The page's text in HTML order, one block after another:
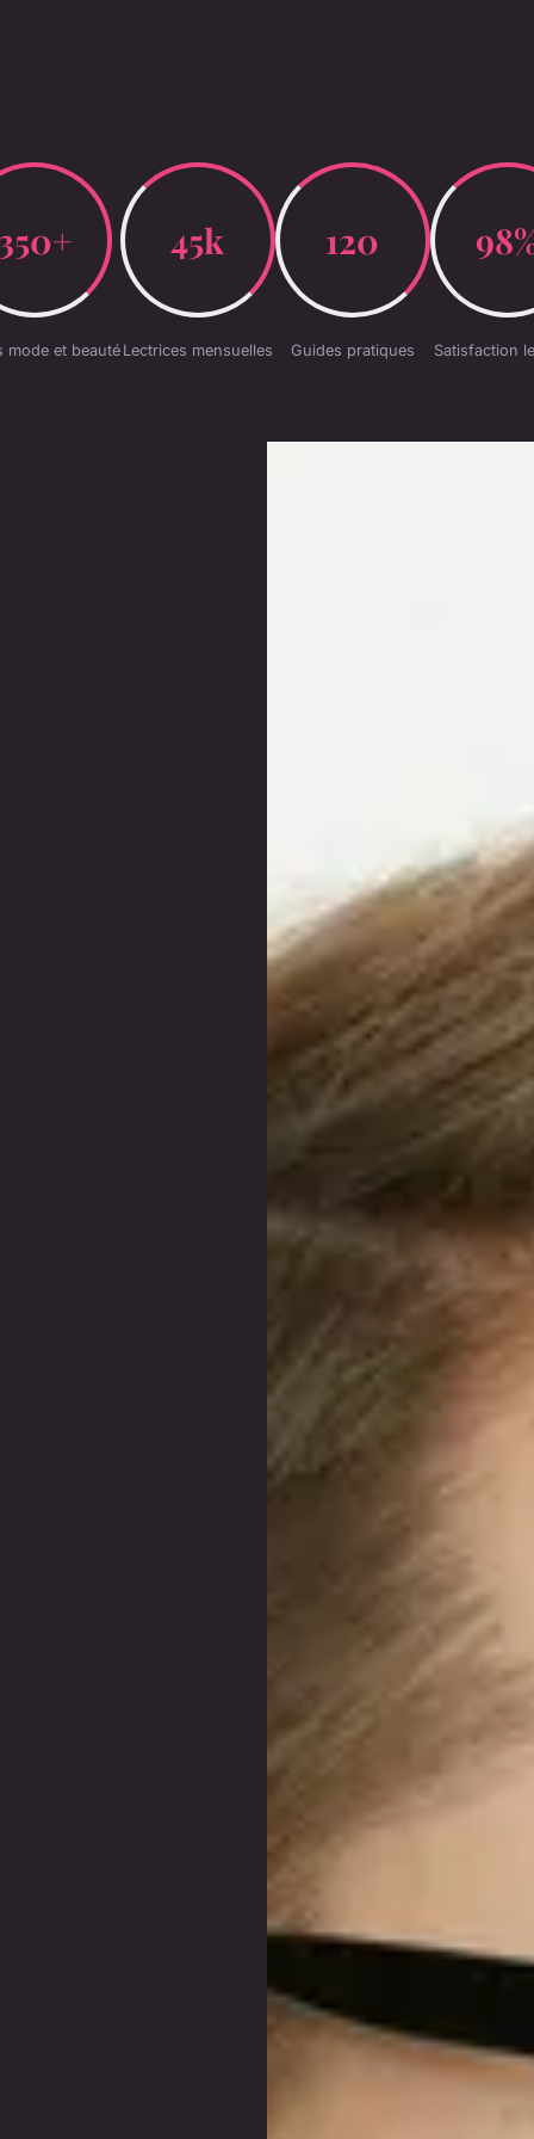
mode et beauté
45k
Lectrices mensuelles
120
Guides pratiques Satisfaction